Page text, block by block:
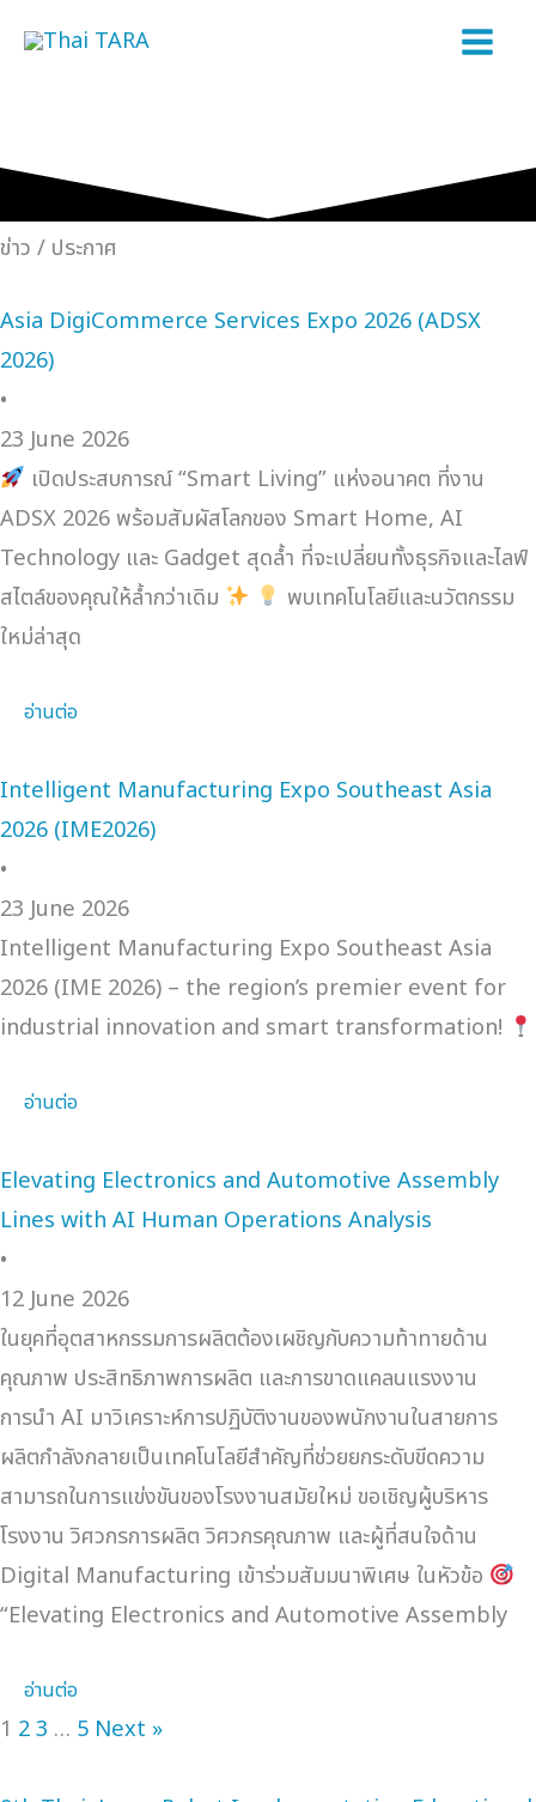
ข่าว / ประกาศ
Asia DigiCommerce Services Expo 2026 (ADSX
2026)
•
23 June 2026
เปิดประสบการณ์ “Smart Living” แห่งอนาคต ที่งาน
ADSX 2026 พร้อมสัมผัสโลกของ Smart Home, AI
Technology และ Gadget สุดล้ำ ที่จะเปลี่ยนทั้งธุรกิจและไลฟ์
สไตล์ของคุณให้ล้ำกว่าเดิม
พบเทคโนโลยีและนวัตกรรม
ใหม่ล่าสุด
อ่านต่อ
Intelligent Manufacturing Expo Southeast Asia
2026 (IME2026)
•
23 June 2026
Intelligent Manufacturing Expo Southeast Asia
2026 (IME 2026) – the region’s premier event for
industrial innovation and smart transformation!
อ่านต่อ
Elevating Electronics and Automotive Assembly
Lines with AI Human Operations Analysis
•
12 June 2026
ในยุคที่อุตสาหกรรมการผลิตต้องเผชิญกับความท้าทายด้าน
คุณภาพ ประสิทธิภาพการผลิต และการขาดแคลนแรงงาน
การนำ AI มาวิเคราะห์การปฏิบัติงานของพนักงานในสายการ
ผลิตกำลังกลายเป็นเทคโนโลยีสำคัญที่ช่วยยกระดับขีดความ
สามารถในการแข่งขันของโรงงานสมัยใหม่ ขอเชิญผู้บริหาร
โรงงาน วิศวกรการผลิต วิศวกรคุณภาพ และผู้ที่สนใจด้าน
Digital Manufacturing เข้าร่วมสัมมนาพิเศษ ในหัวข้อ
“Elevating Electronics and Automotive Assembly
อ่านต่อ
1 23 … 5 Next »